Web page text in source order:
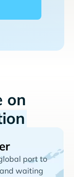
on
port to
waiting